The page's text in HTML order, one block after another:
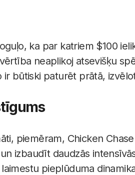
ka par katriem $100
neaplikoj atsevišķu
ir būtiski paturēt prātā,
piemēram, Chicken
izbaudīt daudzās
pieplūduma